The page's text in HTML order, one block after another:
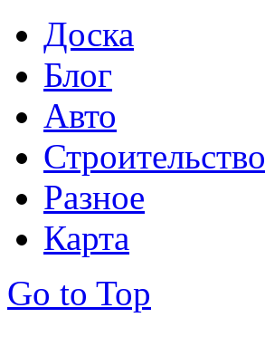
Доска
Блог
Авто
Строительство
Разное
Карта
Go to Top